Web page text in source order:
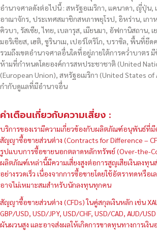
อำนาจศาลดังต่อไปนี้ : สหรัฐอเมริกา, แคนาดา, ญี่ปุ่น,
อาณาจักร, ประเทศสมาชิกสหภาพยุโรป, อิหร่าน, เกา
คิวบา, รัสเซีย, ไทย, เบลารุส, เมียนมา, อัฟกานิสถาน, เ
มอริเชียส, เฮติ, ซูรินาเม, เปอร์โตริโก, บราซิล, พื้นที่ยึด
รวมถึงเขตอำนาจศาลอื่นใดที่อยู่ภายใต้การคว่ำบาตร
ห้ามที่กำหนดโดยองค์การสหประชาชาติ (United
(European Union), สหรัฐอเมริกา (United States
กำกับดูแลที่มีอำนาจอื่น
คำเตือนเกี่ยวกับความเสี่ยง :
บริการของเรามีความเกี่ยวข้องกับผลิตภัณฑ์อนุพันธ์ที่มี
สัญญาซื้อขายส่วนต่าง (Contracts for Difference –
รูปแบบการซื้อขายนอกตลาดหลักทรัพย์ (Over-the-
ผลิตภัณฑ์เหล่านี้มีความเสี่ยงสูงต่อการสูญเสียเงินลงทุ
อย่างรวดเร็ว เนื่องจากการซื้อขายโดยใช้อัตราทดหรือเ
อาจไม่เหมาะสมสำหรับนักลงทุนทุกคน
สัญญาซื้อขายส่วนต่าง (CFDs) ในคู่สกุลเงินหลัก เช่น
GBP/USD, USD/JPY, USD/CHF, USD/CAD, AUD/
ผันผวนสูง และอาจส่งผลให้เกิดการขาดทุนทางการเงิ